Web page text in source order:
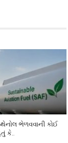
ભેળવવાની કોઈ
કે..